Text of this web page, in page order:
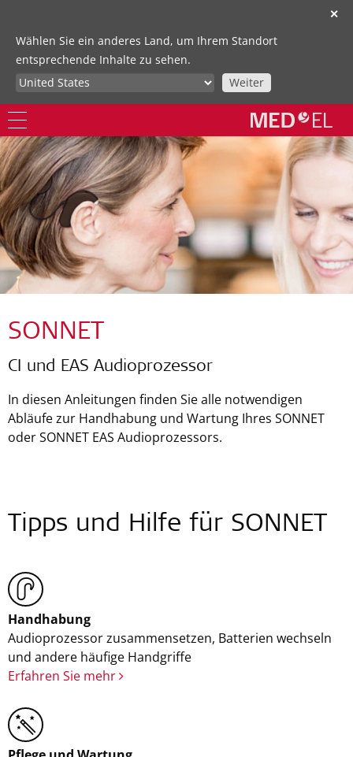
✕
Wählen Sie ein anderes Land, um Ihrem Standort
entsprechende Inhalte zu sehen.
Weiter
SONNET
CI und EAS Audioprozessor
In diesen Anleitungen finden Sie alle notwendigen
Abläufe zur Handhabung und Wartung Ihres SONNET
oder SONNET EAS Audioprozessors.
Tipps und Hilfe für SONNET
Handhabung
Audioprozessor zusammensetzen, Batterien wechseln
und andere häufige Handgriffe
Erfahren Sie mehr